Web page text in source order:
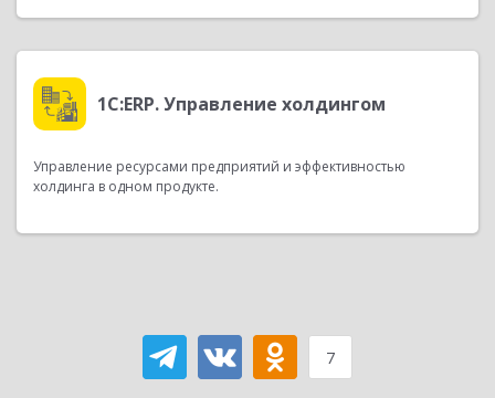
1С:ERP. Управление холдингом
Управление ресурсами предприятий и эффективностью
холдинга в одном продукте.
7